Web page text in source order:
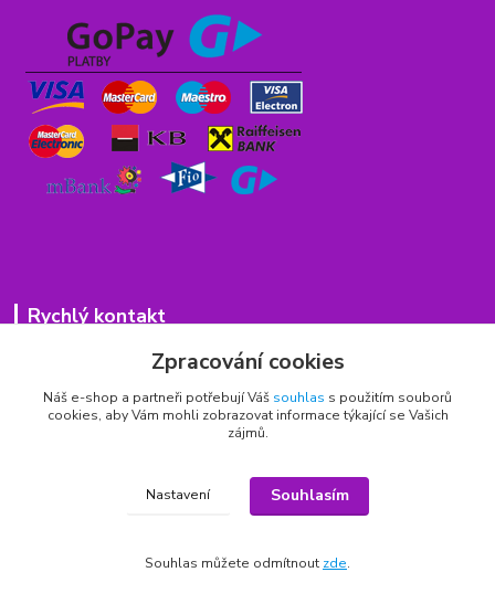
Rychlý kontakt
Po - Pá 9,00 - 15,00 hod.
obchod(zavináč)hrbitovnizbozi.cz
Copyright © 2011 - 2026
Zpracování cookies
Náš e-shop a partneři potřebují Váš souhlas s použitím souborů
cookies, aby Vám mohli zobrazovat informace týkající se Vašich
zájmů.
Nastavení Souhlasím
Souhlas můžete odmítnout zde.